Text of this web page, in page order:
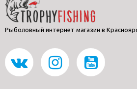
Рыболовный интернет магазин в